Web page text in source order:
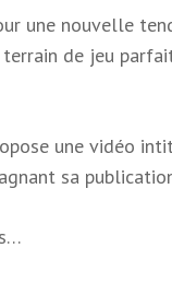
une nouvelle
de jeu
une vidéo
sa